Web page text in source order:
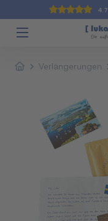
4.7
Verlängerungen